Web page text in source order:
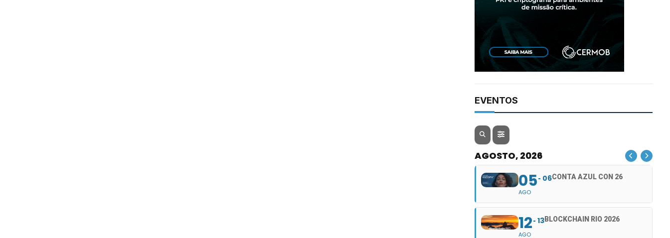
EVENTOS
AGOSTO, 2026
05
AGO
06CONTA AZUL CON 26
12
AGO
13BLOCKCHAIN RIO 2026